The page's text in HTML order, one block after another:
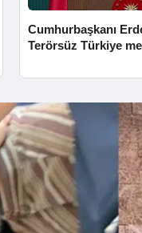
Cumhurbaşkanı
Terörsüz Türkiye